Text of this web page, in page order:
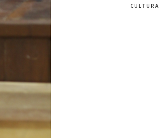
CULTURA